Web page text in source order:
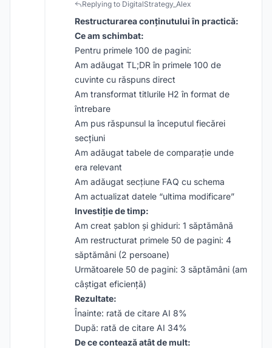
Replying to DigitalStrategy_Alex
Restructurarea conținutului în practică:
Ce am schimbat:
Pentru primele 100 de pagini:
Am adăugat TL;DR în primele 100 de
cuvinte cu răspuns direct
Am transformat titlurile H2 în format de
întrebare
Am pus răspunsul la începutul fiecărei
secțiuni
Am adăugat tabele de comparație unde
era relevant
Am adăugat secțiune FAQ cu schema
Am actualizat datele “ultima modificare”
Investiție de timp:
Am creat șablon și ghiduri: 1 săptămână
Am restructurat primele 50 de pagini: 4
săptămâni (2 persoane)
Următoarele 50 de pagini: 3 săptămâni (am
câștigat eficiență)
Rezultate:
Înainte: rată de citare AI 8%
După: rată de citare AI 34%
De ce contează atât de mult: